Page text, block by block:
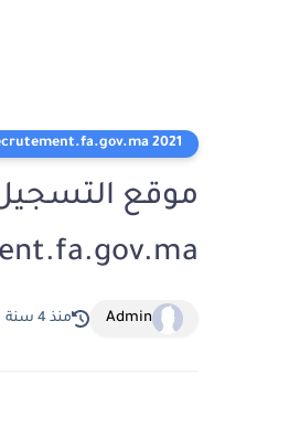
2021 recrutement.fa.gov.ma
Admin منذ 4 سنة